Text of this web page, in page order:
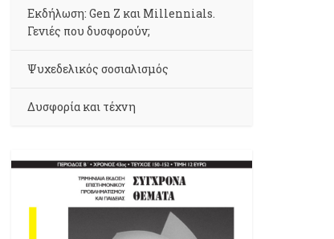
Εκδήλωση: Gen Z και Millennials.
Γενιές που δυσφορούν;
Ψυχεδελικός σοσιαλισμός
Δυσφορία και τέχνη